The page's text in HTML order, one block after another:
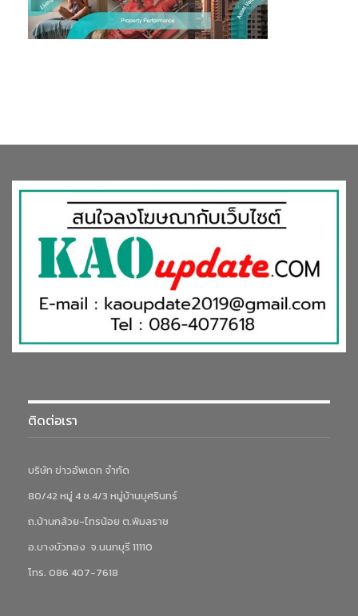
ติดต่อเรา
บริษัท ข่าวอัพเดท จำกัด
80/42 หมู่ 4 ซ.4/3 หมู่บ้านบุศรินทร์
ถ.บ้านกล้วย-ไทรน้อย ต.พิมลราช
อ.บางบัวทอง จ.นนทบุรี 11110
โทร. 086 407-7618